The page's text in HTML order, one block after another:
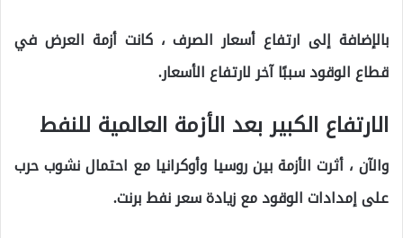
بالإضافة إلى ارتفاع أسعار الصرف ، كانت أزمة العرض في
قطاع الوقود سببًا آخر لارتفاع الأسعار.
الارتفاع الكبير بعد الأزمة العالمية للنفط
والآن ، أثرت الأزمة بين روسيا وأوكرانيا مع احتمال نشوب حرب
على إمدادات الوقود مع زيادة سعر نفط برنت.